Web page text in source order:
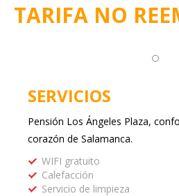
TARIFA NO
SERVICIOS
Pensión Los Ángeles Plaza,
corazón de Salamanca.
WIFI gratuito
Calefacción
Servicio de limpieza